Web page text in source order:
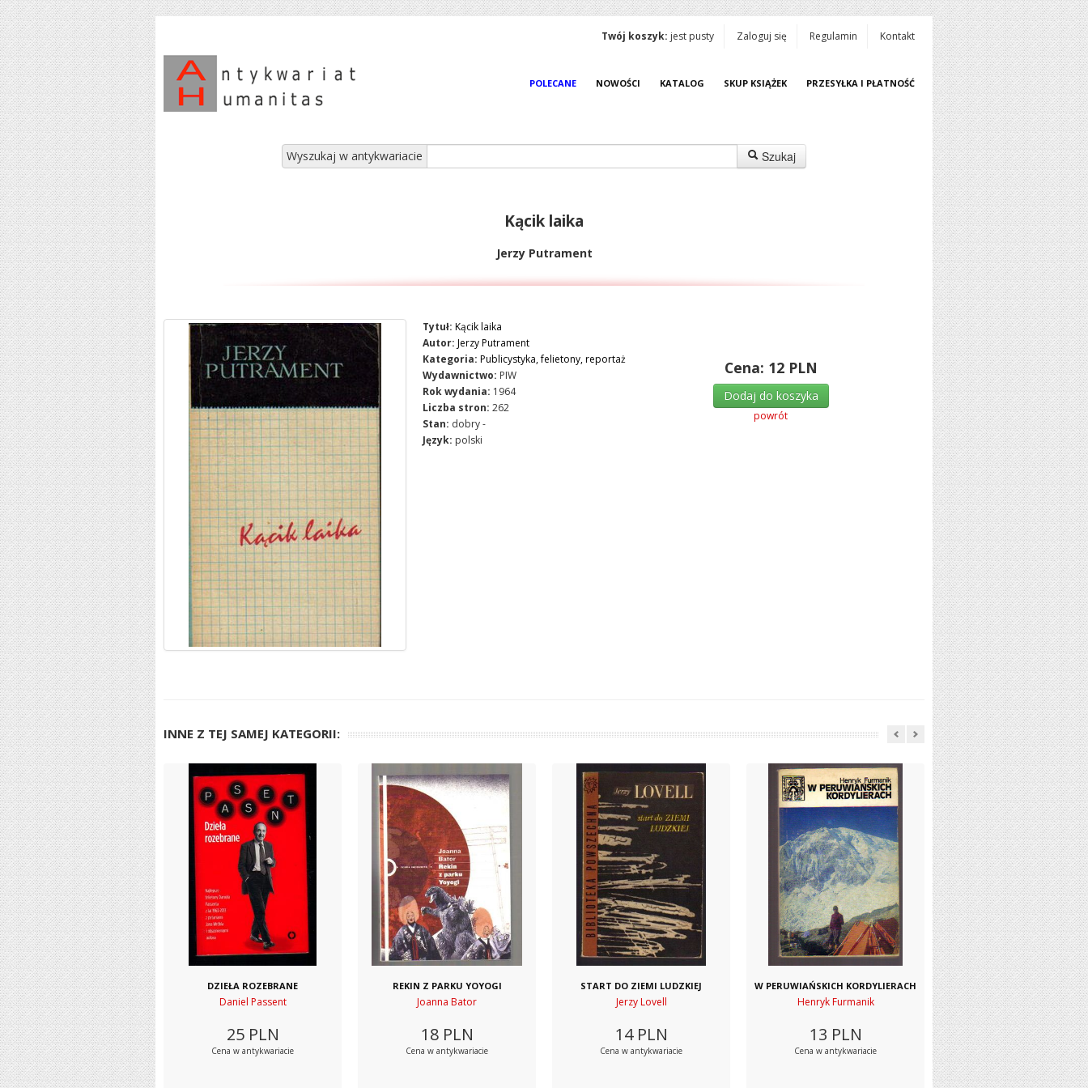
Twój koszyk: jest pusty Zaloguj się Regulamin Kontakt
POLECANE NOWOŚCI KATALOG SKUP KSIĄŻEK PRZESYŁKA I PŁATNOŚĆ
Wyszukaj w antykwariacie Szukaj
Kącik laika
Jerzy Putrament
Tytuł: Kącik laika
Autor: Jerzy Putrament
Kategoria: Publicystyka, felietony, reportaż
Wydawnictwo: PIW
Rok wydania: 1964
Liczba stron: 262
Stan: dobry -
Język: polski
Cena: 12 PLN
Dodaj do koszyka
powrót
INNE Z TEJ SAMEJ KATEGORII:
DZIEŁA ROZEBRANE
Daniel Passent
25 PLN
Cena w antykwariacie
REKIN Z PARKU YOYOGI
Joanna Bator
18 PLN
Cena w antykwariacie
START DO ZIEMI LUDZKIEJ
Jerzy Lovell
14 PLN
Cena w antykwariacie
W PERUWIAŃSKICH KORDYLIERACH
Henryk Furmanik
13 PLN
Cena w antykwariacie